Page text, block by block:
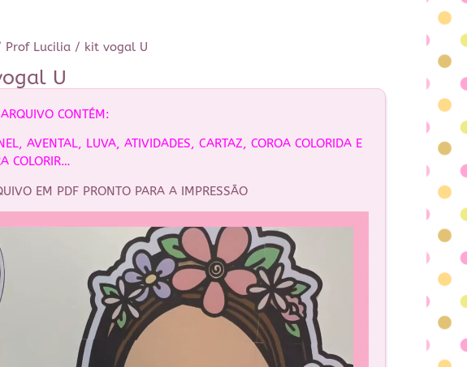
Prof Lucilia / kit vogal U
U
CONTÉM:
AVENTAL, LUVA, ATIVIDADES, CARTAZ, COROA COLORIDA E
COLORIR…
EM PDF PRONTO PARA A IMPRESSÃO